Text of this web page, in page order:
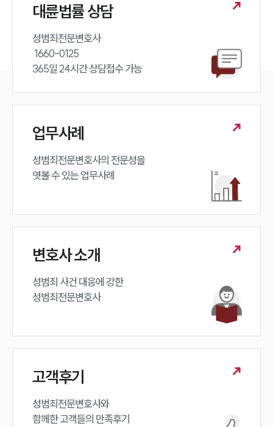
대륜법률 상담
성범죄전문변호사
365일 24시간 상담접수 가능
업무사례
성범죄전문변호사의 전문성을
엿볼 수 있는 업무사례
변호사 소개
성범죄 사건 대응에 강한
성범죄전문변호사
고객후기
성범죄전문변호사와
함께한 고객들의 만족후기